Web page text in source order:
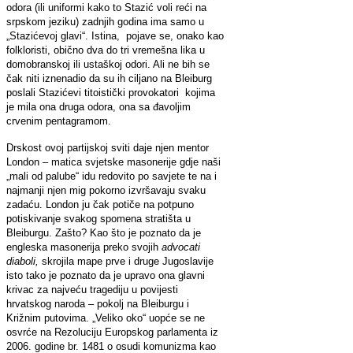
odora (ili uniformi kako to Stazić voli reći na
srpskom jeziku) zadnjih godina ima samo u
„Stazićevoj glavi“. Istina, pojave se, onako kao
folkloristi, obično dva do tri vremešna lika u
domobranskoj ili ustaškoj odori. Ali ne bih se
čak niti iznenadio da su ih ciljano na Bleiburg
poslali Stazićevi titoistički provokatori kojima
je mila ona druga odora, ona sa đavoljim
crvenim pentagramom.
Drskost ovoj partijskoj sviti daje njen mentor
London – matica svjetske masonerije gdje naši
„mali od palube“ idu redovito po savjete te na i
najmanji njen mig pokorno izvršavaju svaku
zadaću. London ju čak potiče na potpuno
potiskivanje svakog spomena stratišta u
Bleiburgu. Zašto? Kao što je poznato da je
engleska masonerija preko svojih advocati
diaboli, skrojila mape prve i druge Jugoslavije
isto tako je poznato da je upravo ona glavni
krivac za najveću tragediju u povijesti
hrvatskog naroda – pokolj na Bleiburgu i
Križnim putovima. „Veliko oko“ uopće se ne
osvrće na Rezoluciju Europskog parlamenta iz
2006. godine br. 1481 o osudi komunizma kao